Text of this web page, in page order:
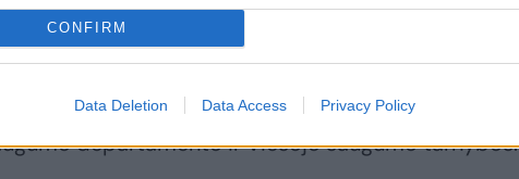
CONFIRM
Data Deletion Data Access Privacy Policy
10 d. popietę vienu metu atvyko į minėtos
patalpas, vadovų ir darbuotojų namus, kur
kolegos iš OLAF, Finansinių nusikaltimų
departamento ir Viešojo saugumo tarnybos.